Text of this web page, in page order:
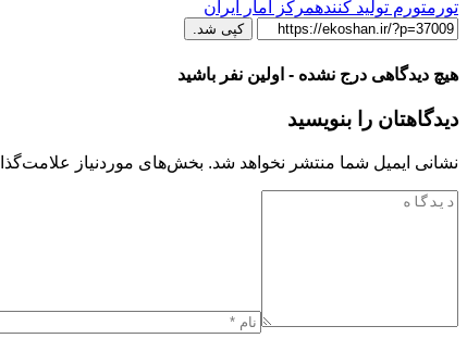
تورمتورم تولید کنندهمرکز آمار ایران
کپی شد.
هیچ دیدگاهی درج نشده - اولین نفر باشید
دیدگاهتان را بنویسید
نشانی ایمیل شما منتشر نخواهد شد. بخش‌های موردنیاز